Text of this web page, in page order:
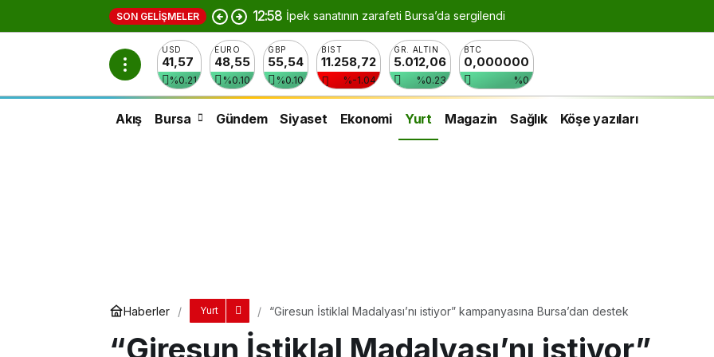
SON GELIŞMELER 12:58 İpek sanatının zarafeti Bursa’da sergilendi
USD
41,57
%0.21
EURO
48,55
%0.10
GBP
55,54
%0.10
BIST
11.258,72
%-1.04
GR. ALTIN
5.012,06
%0.23
BTC
0,000000
%0
Akış Bursa Gündem Siyaset Ekonomi Yurt Magazin Sağlık Köşe yazıları
Haberler Yurt “Giresun İstiklal Madalyası’nı istiyor” kampanyasına Bursa’dan destek
“Giresun İstiklal Madalyası’nı istiyor”